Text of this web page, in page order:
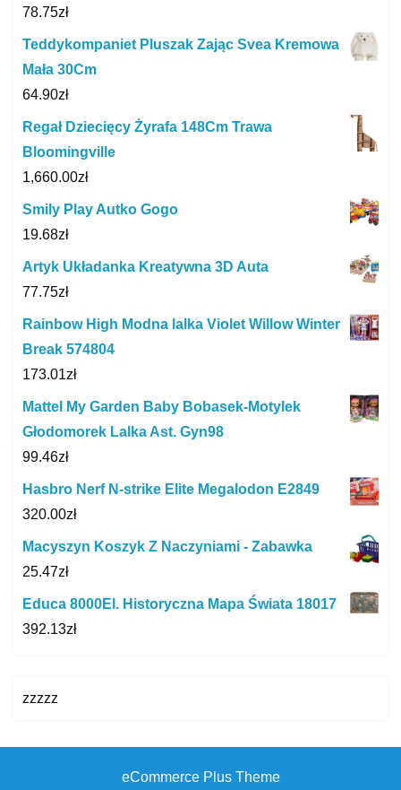
78.75zł
Teddykompaniet Pluszak Zając Svea Kremowa
Mała 30Cm
64.90zł
Regał Dziecięcy Żyrafa 148Cm Trawa
Bloomingville
1,660.00zł
Smily Play Autko Gogo
19.68zł
Artyk Układanka Kreatywna 3D Auta
77.75zł
Rainbow High Modna lalka Violet Willow Winter
Break 574804
173.01zł
Mattel My Garden Baby Bobasek-Motylek
Głodomorek Lalka Ast. Gyn98
99.46zł
Hasbro Nerf N-strike Elite Megalodon E2849
320.00zł
Macyszyn Koszyk Z Naczyniami - Zabawka
25.47zł
Educa 8000El. Historyczna Mapa Świata 18017
392.13zł
zzzzz
eCommerce Plus Theme